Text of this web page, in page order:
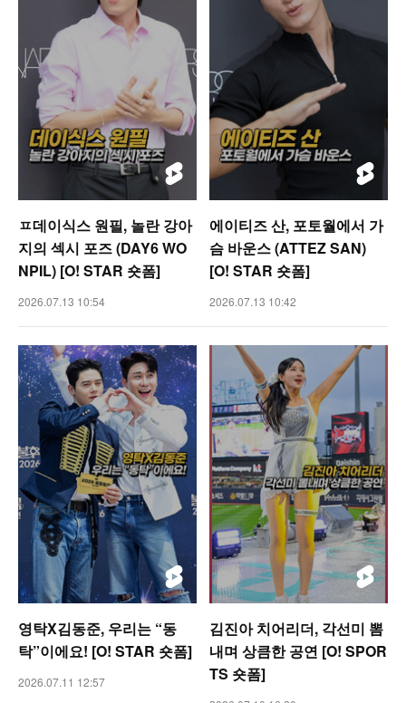
ㅍ데이식스 원필, 놀란 강아
지의 섹시 포즈 (DAY6 WO
NPIL) [O! STAR 숏폼]
2026.07.13 10:54
에이티즈 산, 포토월에서 가
슴 바운스 (ATTEZ SAN)
[O! STAR 숏폼]
2026.07.13 10:42
영탁X김동준, 우리는 “동
탁”이에요! [O! STAR 숏폼]
2026.07.11 12:57
김진아 치어리더, 각선미 뽐
내며 상큼한 공연 [O! SPOR
TS 숏폼]